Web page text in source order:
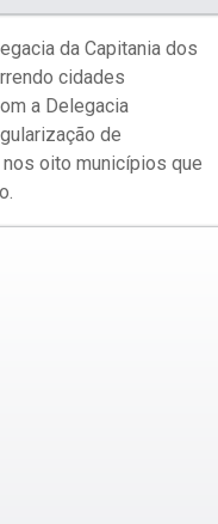
da Capitania dos
cidades
a Delegacia
de
oito municípios que